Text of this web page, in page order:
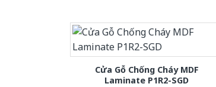
Cửa Gỗ Chống Cháy MDF
Laminate P1R2-SGD